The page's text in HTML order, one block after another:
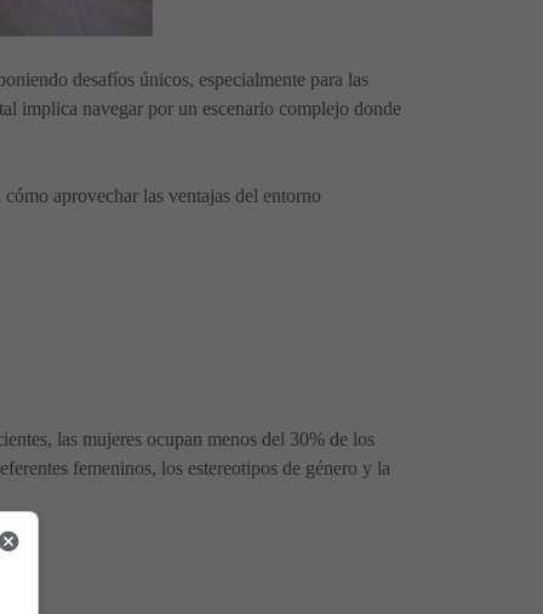
desafíos únicos, especialmente para las
implica navegar por un escenario complejo donde
aprovechar las ventajas del entorno
las mujeres ocupan menos del 30% de los
femeninos, los estereotipos de género y la